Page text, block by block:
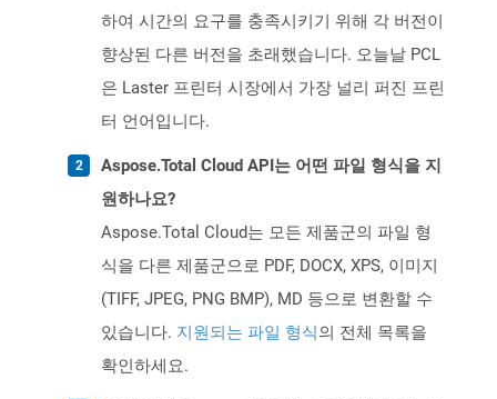
하여 시간의 요구를 충족시키기 위해 각 버전이
향상된 다른 버전을 초래했습니다. 오늘날 PCL
은 Laster 프린터 시장에서 가장 널리 퍼진 프린
터 언어입니다.
Aspose.Total Cloud API는 어떤 파일 형식을 지
원하나요?
Aspose.Total Cloud는 모든 제품군의 파일 형
식을 다른 제품군으로 PDF, DOCX, XPS, 이미지
(TIFF, JPEG, PNG BMP), MD 등으로 변환할 수
있습니다. 지원되는 파일 형식의 전체 목록을
확인하세요.